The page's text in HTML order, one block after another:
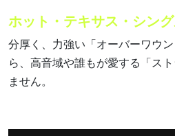
ホット・テキサス・シン
分厚く、力強い「オーバーワウ
ら、高音域や誰もが愛する「ス
ません。